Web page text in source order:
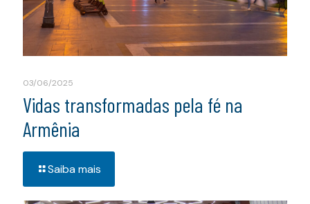
03/06/2025
Vidas transformadas pela fé na
Armênia
Saiba mais